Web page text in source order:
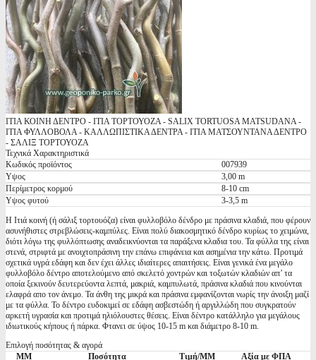
ΙΤΙΑ ΚΟΙΝΗ ΔΕΝΤΡΟ - ΙΤΙΑ ΤΟΡΤΟΥΟΖΑ - SALIX TORTUOSA MATSUDANA -
ΙΤΙΑ ΦΥΛΛΟΒΟΛΑ - ΚΑΛΛΩΠΙΣΤΙΚΑ ΔΕΝΤΡΑ - ΙΤΙΑ ΜΑΤΣΟΥΝΤΑΝΑ ΔΕΝΤΡΟ
- ΣΑΛΙΞ ΤΟΡΤΟΥΟΖΑ
Τεχνικά Χαρακτηριστικά
Κωδικός προϊόντος
007939
Υψος
3,00 m
Περίμετρος κορμού
8-10 cm
Υψος φυτού
3-3,5 m
Η Ιτιά κοινή (ή σάλιξ τορτουόζα) είναι φυλλοβόλο δένδρο με πράσινα κλαδιά, που φέρουν
ασυνήθιστες στρεβλώσεις-καμπύλες. Είναι πολύ διακοσμητικό δένδρο κυρίως το χειμώνα,
διότι λόγω της φυλλόπτωσης αναδεικνύονται τα παράξενα κλαδια του. Τα φύλλα της είναι
στενά, στριφτά με ανοιχτοπράσινη την επάνω επιφάνεια και ασημένια την κάτω. Προτιμά
σχετικά υγρά εδάφη και δεν έχει άλλες ιδιαίτερες απαιτήσεις. Είναι γενικά ένα μεγάλο
φυλλοβόλο δέντρο αποτελούμενο από σκελετό χοντρών και τοξωτών κλαδιών απ’ τα
οποία ξεκινούν δευτερεύοντα λεπτά, μακριά, καμπυλωτά, πράσινα κλαδιά που κινούνται
ελαφρά απο τον άνεμο. Τα άνθη της μικρά και πράσινα εμφανίζονται νωρίς την άνοιξη μαζί
με τα φύλλα. Το δέντρο ευδοκιμεί σε εδάφη ασβεστώδη ή αργιλλώδη που συγκρατούν
αρκετή υγρασία και προτιμά ηλιόλουστες θέσεις. Είναι δέντρο κατάλληλο για μεγάλους
ιδιωτικούς κήπους ή πάρκα. Φτανει σε ύψος 10-15 m και διάμετρο 8-10 m.
Επιλογή ποσότητας & αγορά
ΜΜ
Ποσότητα Τιμή/ΜΜ Αξία με ΦΠΑ